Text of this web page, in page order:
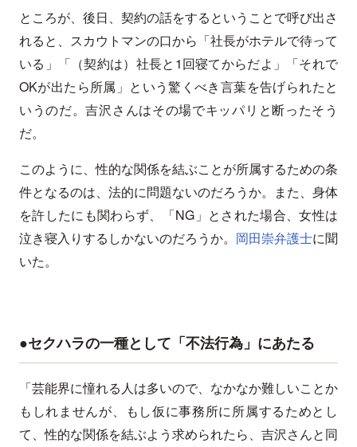
ところが、後日、契約の話をするということで呼び出さ
れると、スカウトマンの口から「社長がホテルで待って
いる」「（契約は）社長と1回寝てからだよ」「それで
OKが出たら所属」という驚くべき言葉を告げられたと
いうのだ。吉沢さんはその場でキッパリと断ったそう
だ。
このように、性的な関係を結ぶことが所属するための条
件となるのは、法的に問題ないのだろうか。また、身体
を許したにも関わらず、「NG」とされた場合、女性は
泣き寝入りするしかないのだろうか。 岡田崇弁護士に聞
いた。
●セクハラの一種として「不法行為」にあたる
「芸能界に憧れる人は多いので、なかなか難しいことか
もしれませんが、もし仮に事務所に所属するためとし
て、性的な関係を結ぶよう求められたら、吉沢さんと同